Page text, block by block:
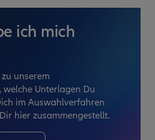
ich mich
unserem
welche Unterlagen Du
im Auswahlverfahren
hier zusammengestellt.